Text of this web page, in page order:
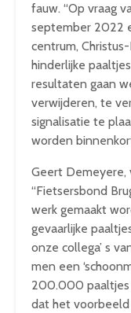
fauw. “Op vraag
september 2022
centrum,
hinderlijke
resultaten gaan
verwijderen, te
signalisatie te
worden
Geert Demeyere,
“Fietsersbond
werk gemaakt
gevaarlijke
onze collega’ s
men een
200.000 paaltjes
dat het